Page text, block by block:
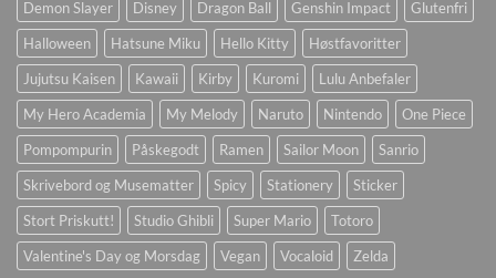
Demon Slayer
Disney Dragon Ball Genshin Impact
Glutenfri
Halloween
Hatsune Miku Hello Kitty
Høstfavoritter
Jujutsu Kaisen
Kawaii Kirby Kuromi
Lulu Anbefaler
My Hero Academia
My Melody Naruto Nintendo
One Piece
Pompompurin
Påskegodt Ramen Sailor Moon
Sanrio
Skrivebord og Musematter
Spicy Stationery
Sticker
Stort Priskutt!
Studio Ghibli Super Mario
Totoro
Valentine's Day og Morsdag
Vegan Vocaloid Zelda